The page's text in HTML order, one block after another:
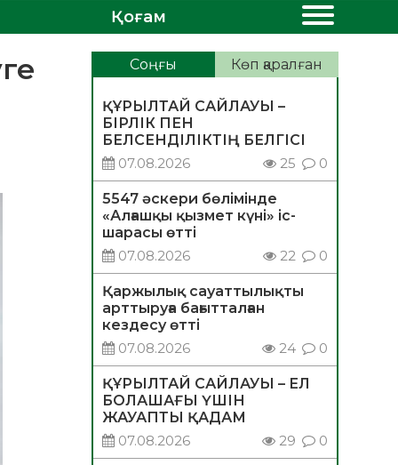
Қоғам
Соңғы Көп қаралған
ҚҰРЫЛТАЙ САЙЛАУЫ –
БІРЛІК ПЕН
БЕЛСЕНДІЛІКТІҢ БЕЛГІСІ
07.08.2026
25 0
5547 әскери бөлімінде
«Алғашқы қызмет күні» іс-
шарасы өтті
07.08.2026
22 0
Қаржылық сауаттылықты
арттыруға бағытталған
кездесу өтті
07.08.2026
24 0
ҚҰРЫЛТАЙ САЙЛАУЫ – ЕЛ
БОЛАШАҒЫ ҮШІН
ЖАУАПТЫ ҚАДАМ
07.08.2026
29 0